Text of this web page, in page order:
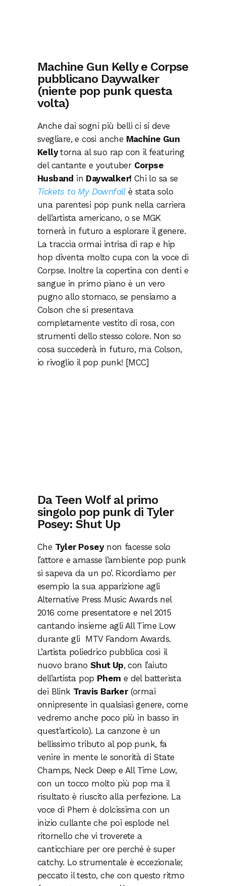
Machine Gun Kelly e Corpse
pubblicano Daywalker
(niente pop punk questa
volta)
Anche dai sogni più belli ci si deve
svegliare, e così anche Machine Gun
Kellytorna al suo rap con il featuring
del cantante e youtuber Corpse
Husband in Daywalker! Chi lo sa se
Tickets to My Downfallè stata solo
una parentesi pop punk nella carriera
dell’artista americano, o se MGK
tornerà in futuro a esplorare il genere.
La traccia ormai intrisa di rap e hip
hop diventa molto cupa con la voce di
Corpse. Inoltre la copertina con denti e
sangue in primo piano è un vero
pugno allo stomaco, se pensiamo a
Colson che si presentava
completamente vestito di rosa, con
strumenti dello stesso colore. Non so
cosa succederà in futuro, ma Colson,
io rivoglio il pop punk! [MCC]
Da Teen Wolf al primo
singolo pop punk di Tyler
Posey: Shut Up
Che Tyler Poseynon facesse solo
l’attore e amasse l’ambiente pop punk
si sapeva da un po’. Ricordiamo per
esempio la sua apparizione agli
Alternative Press Music Awards nel
2016 come presentatore e nel 2015
cantando insieme agli All Time Low
durante gli MTV Fandom Awards.
L’artista poliedrico pubblica così il
nuovo brano Shut Up, con l’aiuto
dell’artista pop Phem e del batterista
dei Blink Travis Barker(ormai
onnipresente in qualsiasi genere, come
vedremo anche poco più in basso in
quest’articolo). La canzone è un
bellissimo tributo al pop punk, fa
venire in mente le sonorità di State
Champs, Neck Deep e All Time Low,
con un tocco molto più pop ma il
risultato è riuscito alla perfezione. La
voce di Phem è dolcissima con un
inizio cullante che poi esplode nel
ritornello che vi troverete a
canticchiare per ore perché è super
catchy. Lo strumentale è eccezionale;
peccato il testo, che con questo ritmo